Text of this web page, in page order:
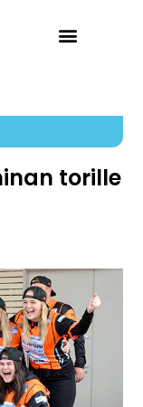
torille